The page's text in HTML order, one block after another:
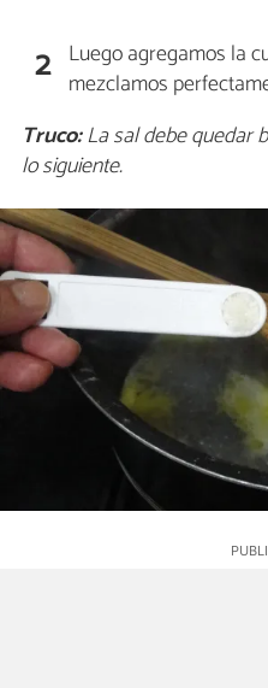
2 Luego agregamos la
mezclamos
Truco:La sal debe quedar
lo siguiente.